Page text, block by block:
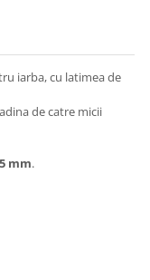
iarba, cu latimea de
de catre micii
mm.